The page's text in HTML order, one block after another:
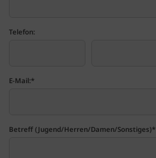
Telefon:
E-Mail:*
Betreff (Jugend/Herren/Damen/Sonstiges)*